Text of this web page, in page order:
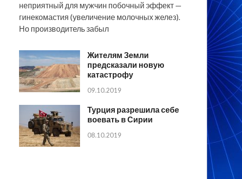
неприятный для мужчин побочный эффект —
гинекомастия (увеличение молочных желез).
Но производитель забыл
Жителям Земли
предсказали новую
катастрофу
09.10.2019
Турция разрешила себе
воевать в Сирии
08.10.2019